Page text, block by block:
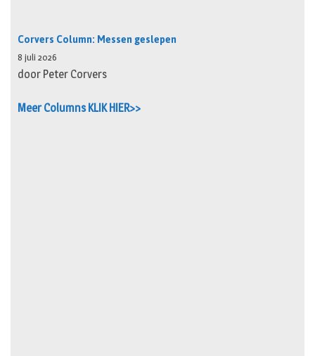
Corvers Column: Messen geslepen
8 juli 2026
door Peter Corvers
Meer Columns KLIK HIER>>